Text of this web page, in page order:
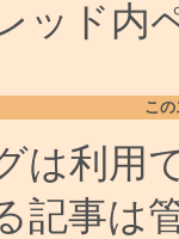
ッド内
こ
は利用
記事は